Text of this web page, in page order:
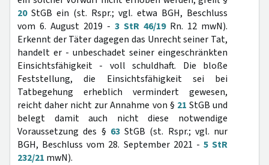
20StGB ein (st. Rspr.; vgl. etwa BGH, Beschluss
vom 6. August 2019 - 3 StR 46/19Rn. 12 mwN).
Erkennt der Täter dagegen das Unrecht seiner Tat,
handelt er - unbeschadet seiner eingeschränkten
Einsichtsfähigkeit - voll schuldhaft. Die bloße
Feststellung, die Einsichtsfähigkeit sei bei
Tatbegehung erheblich vermindert gewesen,
reicht daher nicht zur Annahme von § 21 StGB und
belegt damit auch nicht diese notwendige
Voraussetzung des § 63StGB (st. Rspr.; vgl. nur
BGH, Beschluss vom 28. September 2021 - 5 StR
232/21 mwN).